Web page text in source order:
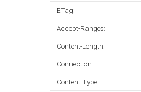
ETag:
Accept-Ranges:
Content-Length:
Connection:
Content-Type: